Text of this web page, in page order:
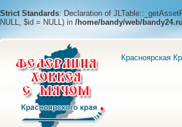
Strict Standards: Declaration of
NULL, $id = NULL) in /home/bandy/web/
Красноярская